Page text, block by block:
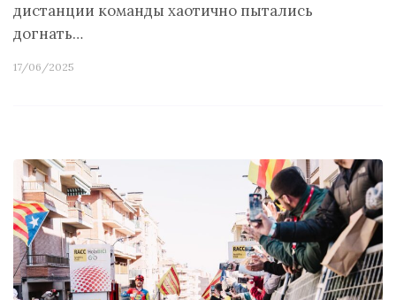
дистанции команды хаотично пытались
догнать…
17/06/2025